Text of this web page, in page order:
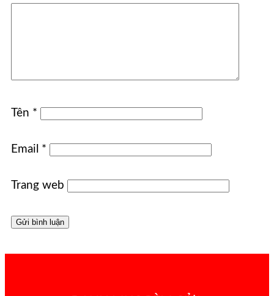
Tên *
Email *
Trang web